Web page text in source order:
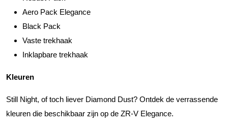
Aero Pack Elegance
Black Pack
Vaste trekhaak
Inklapbare trekhaak
Kleuren
Still Night, of toch liever Diamond Dust? Ontdek de verrassende
kleuren die beschikbaar zijn op de ZR-V Elegance.